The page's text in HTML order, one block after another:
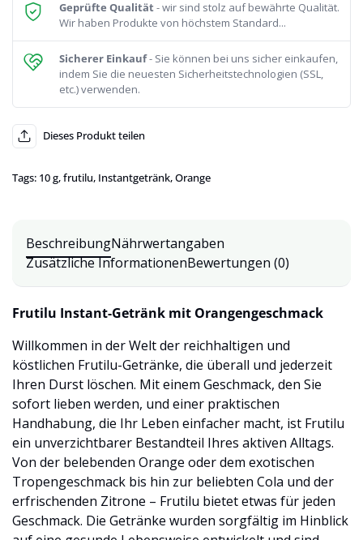
Geprüfte Qualität- wir sind stolz auf bewährte Qualität.
Wir haben Produkte von höchstem Standard...
Sicherer Einkauf- Sie können bei uns sicher einkaufen,
indem Sie die neuesten Sicherheitstechnologien (SSL,
etc.) verwenden.
Dieses Produkt teilen
Tags: 10 g,frutilu, Instantgetränk,Orange
BeschreibungNährwertangaben
Zusätzliche InformationenBewertungen (0)
Frutilu Instant-Getränk mit Orangengeschmack
Willkommen in der Welt der reichhaltigen und
köstlichen Frutilu-Getränke, die überall und jederzeit
Ihren Durst löschen. Mit einem Geschmack, den Sie
sofort lieben werden, und einer praktischen
Handhabung, die Ihr Leben einfacher macht, ist Frutilu
ein unverzichtbarer Bestandteil Ihres aktiven Alltags.
Von der belebenden Orange oder dem exotischen
Tropengeschmack bis hin zur beliebten Cola und der
erfrischenden Zitrone – Frutilu bietet etwas für jeden
Geschmack. Die Getränke wurden sorgfältig im Hinblick